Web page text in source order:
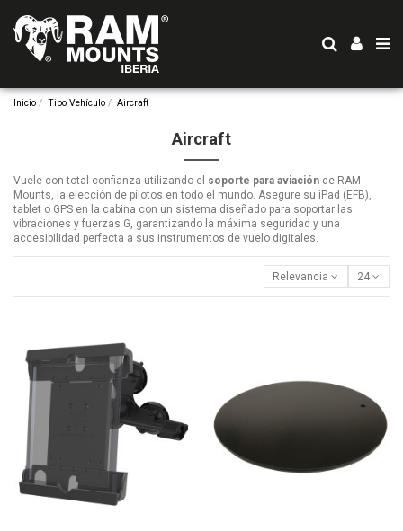
Inicio Tipo Vehículo Aircraft
Aircraft
Vuele con total confianza utilizando el soporte para aviación de RAM
Mounts, la elección de pilotos en todo el mundo. Asegure su iPad (EFB),
tablet o GPS en la cabina con un sistema diseñado para soportar las
vibraciones y fuerzas G, garantizando la máxima seguridad y una
accesibilidad perfecta a sus instrumentos de vuelo digitales.
Relevancia 24